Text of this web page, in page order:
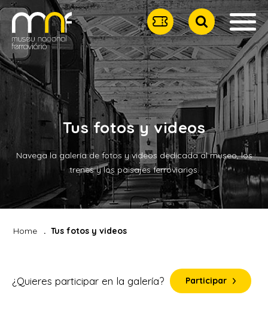
Tus fotos y videos
Navega la galería de fotos y videos dedicada al museo, los
trenes y los paisajes ferroviarios.
Home Tus fotos y videos
¿Quieres participar en la galería? Participar